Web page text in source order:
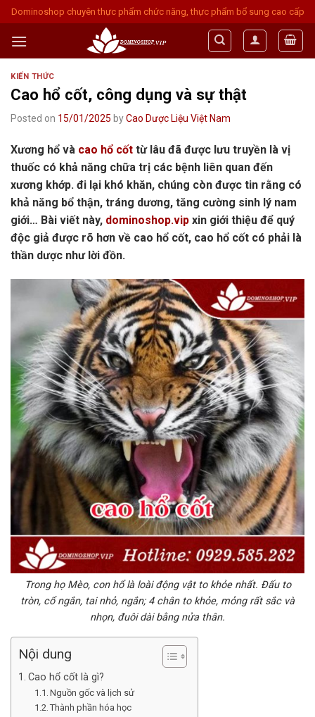
Skip
to
content
Dominoshop chuyên thực phẩm chức năng, thực phẩm bổ sung cao cấp
KIẾN THỨC
Cao hổ cốt, công dụng và sự thật
Posted on 15/01/2025 byCao Dược Liệu Việt Nam
Xương hổ và cao hổ cốt từ lâu đã được lưu truyền là vị
thuốc có khả năng chữa trị các bệnh liên quan đến
xương khớp. đi lại khó khăn, chúng còn được tin rằng có
khả năng bổ thận, tráng dương, tăng cường sinh lý nam
giới… Bài viết này, dominoshop.vip xin giới thiệu để quý
độc giả được rõ hơn về cao hổ cốt, cao hổ cốt có phải là
thần dược như lời đồn.
Trong họ Mèo, con hổ là loài động vật to khỏe nhất. Đấu to
tròn, cổ ngắn, tai nhỏ, ngắn; 4 chân to khỏe, mỏng rất sắc và
nhọn, đuôi dài bằng nửa thân.
Nội dung
Cao hổ cốt là gì?
Nguồn gốc và lịch sử
Thành phần hóa học